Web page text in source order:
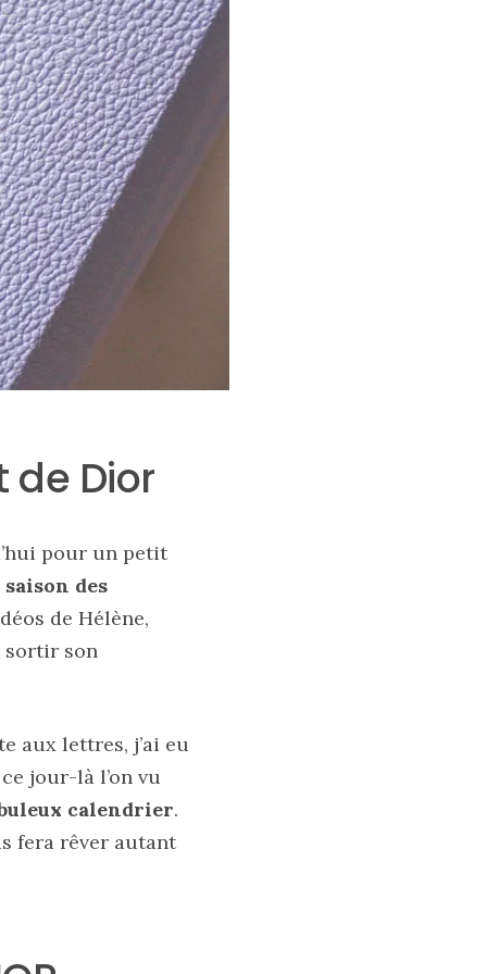
de Dior
pour un petit
des
de Hélène,
sortir son
aux lettres, j’ai eu
jour-là l’on vu
calendrier.
fera rêver autant